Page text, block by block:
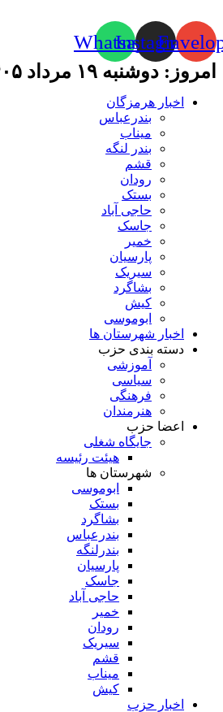
Instagram
Whatsapp
امروز: دوشنبه ۱۹ مرداد ۱۴۰۵
اخبار هرمزگان
بندرعباس
میناب
بندر لنگه
قشم
رودان
بستک
حاجی آباد
جاسک
خمیر
پارسیان
سیریک
بشاگرد
کیش
ابوموسی
اخبار شهرستان ها
دسته بندی حزب
آموزشی
سیاسی
فرهنگی
هنرمندان
اعضا حزب
جایگاه شغلی
هیئت رئیسه
شهرستان ها
ابوموسی
بستک
بشاگرد
بندرعباس
بندرلنگه
پارسیان
جاسک
حاجی آباد
خمیر
رودان
سیریک
قشم
میناب
کیش
اخبار حزب